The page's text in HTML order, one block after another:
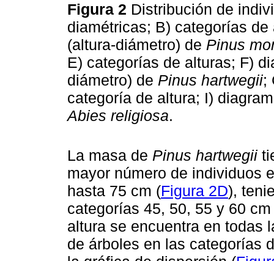
Figura 2 Distribución de
diamétricas; B) categorías
(altura-diámetro) de Pinus
E) categorías de alturas; F)
diámetro) de Pinus hartwegii;
categoría de altura; I)
Abies religiosa.
La masa de Pinus hartwegii
mayor número de individuos
hasta 75 cm (Figura 2D),
categorías 45, 50, 55 y 60
altura se encuentra en todas
de árboles en las categorías